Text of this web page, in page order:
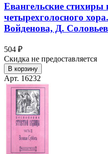
Евангельские
четырехголосного
Войденова, Д.
504 ₽
Скидка не предоставляется
В корзину
Арт. 16232